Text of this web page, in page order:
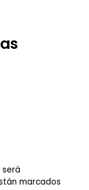
marcados